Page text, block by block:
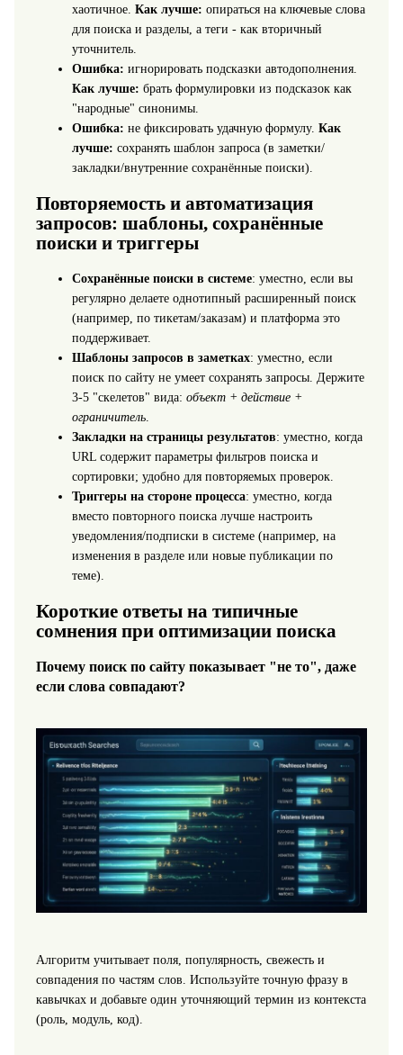
хаотичное. Как лучше: опираться на ключевые слова
для поиска и разделы, а теги - как вторичный
уточнитель.
Ошибка: игнорировать подсказки автодополнения.
Как лучше: брать формулировки из подсказок как
"народные" синонимы.
Ошибка: не фиксировать удачную формулу. Как
лучше: сохранять шаблон запроса (в заметки/
закладки/внутренние сохранённые поиски).
Повторяемость и автоматизация
запросов: шаблоны, сохранённые
поиски и триггеры
Сохранённые поиски в системе: уместно, если вы
регулярно делаете однотипный расширенный поиск
(например, по тикетам/заказам) и платформа это
поддерживает.
Шаблоны запросов в заметках: уместно, если
поиск по сайту не умеет сохранять запросы. Держите
3-5 "скелетов" вида: объект + действие +
ограничитель.
Закладки на страницы результатов: уместно, когда
URL содержит параметры фильтров поиска и
сортировки; удобно для повторяемых проверок.
Триггеры на стороне процесса: уместно, когда
вместо повторного поиска лучше настроить
уведомления/подписки в системе (например, на
изменения в разделе или новые публикации по
теме).
Короткие ответы на типичные
сомнения при оптимизации поиска
Почему поиск по сайту показывает "не то", даже
если слова совпадают?
Алгоритм учитывает поля, популярность, свежесть и
совпадения по частям слов. Используйте точную фразу в
кавычках и добавьте один уточняющий термин из контекста
(роль, модуль, код).